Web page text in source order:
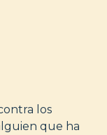
los
que ha